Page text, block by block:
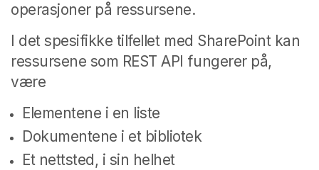
operasjoner på ressursene.
I det spesifikke tilfellet med SharePoint kan
ressursene som REST API fungerer på,
være
Elementene i en liste
Dokumentene i et bibliotek
Et nettsted, i sin helhet